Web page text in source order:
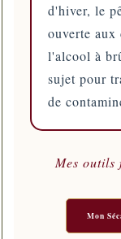
d'hiver, le
ouverte aux
l'alcool à
sujet pour
de
Mes outils
Mon